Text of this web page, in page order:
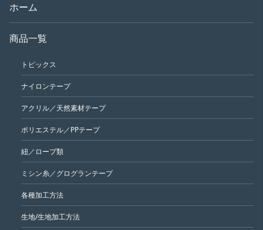
ホーム
商品一覧
トピックス
ナイロンテープ
アクリル／天然素材テープ
ポリエステル／PPテープ
紐／ロープ類
ミシン糸／グログランテープ
各種加工方法
生地/生地加工方法